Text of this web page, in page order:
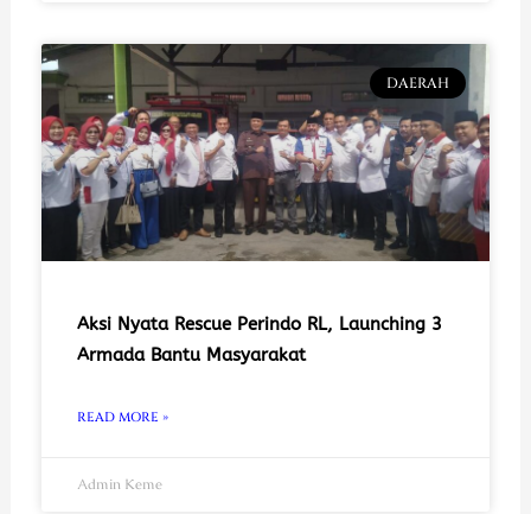
DAERAH
Aksi Nyata Rescue Perindo RL, Launching 3
Armada Bantu Masyarakat
READ MORE »
Admin Keme